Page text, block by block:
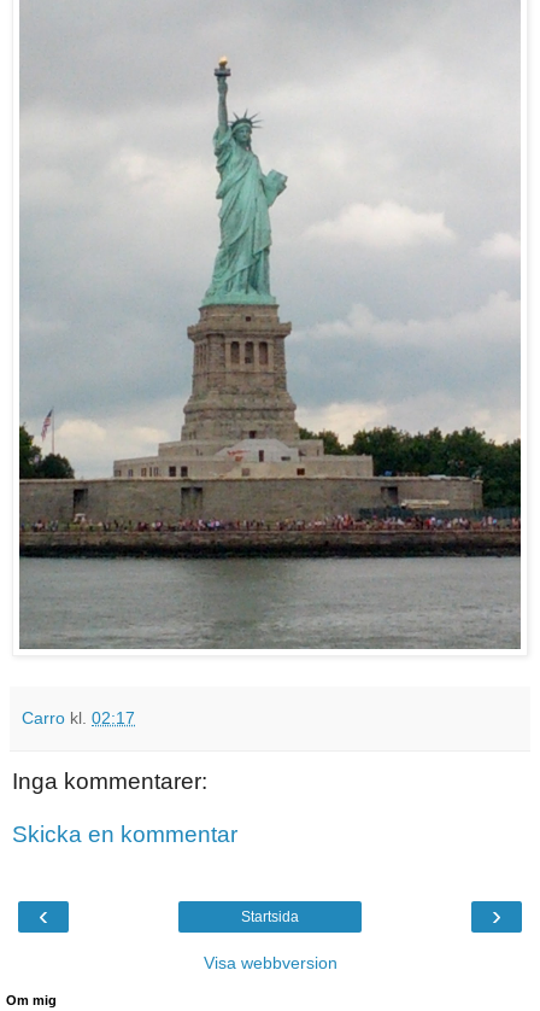
Carro kl. 02:17
Inga kommentarer:
Skicka en kommentar
‹ ›
Startsida
Visa webbversion
Om mig